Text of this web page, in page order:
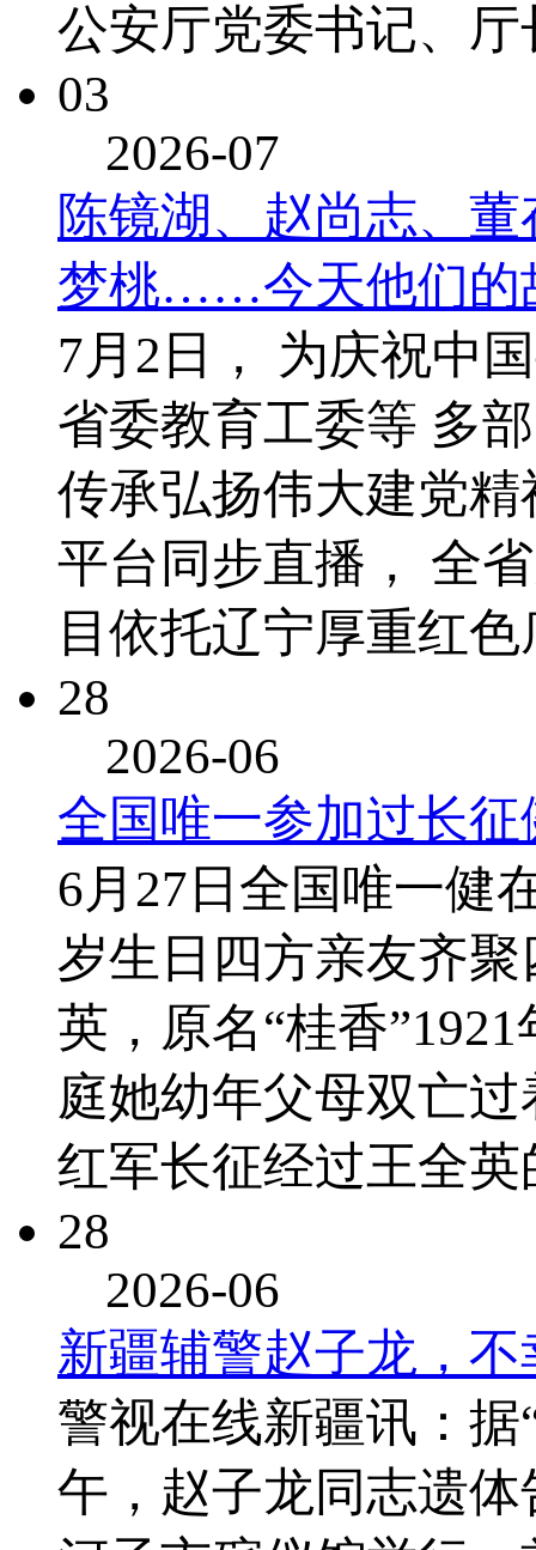
公安厅党委书记、
03
2026-07
陈镜湖、赵尚志、
梦桃……今天他们的
7月2日， 为庆祝中
省委教育工委等 多
传承弘扬伟大建党
平台同步直播， 全
目依托辽宁厚重红
28
2026-06
全国唯一参加过长
6月27日全国唯一健
岁生日四方亲友齐
英，原名“桂香
庭她幼年父母双亡
红军长征经过王全
28
2026-06
新疆辅警赵子龙，
警视在线新疆讯：
午，赵子龙同志遗